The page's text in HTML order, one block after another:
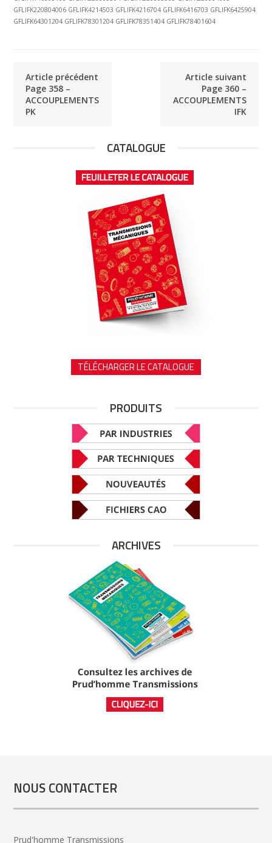
GFLIFK220804006 GFLIFK4214503 GFLIFK4216704 GFLIFK6416703 GFLIFK6425904
GFLIFK64301204 GFLIFK78301204 GFLIFK78351404 GFLIFK78401604
Article précédent
Page 358 –
ACCOUPLEMENTS
PK
Article suivant
Page 360 –
ACCOUPLEMENTS
IFK
CATALOGUE
TÉLÉCHARGER LE CATALOGUE
PRODUITS
ARCHIVES
NOUS CONTACTER
Prud'homme Transmissions